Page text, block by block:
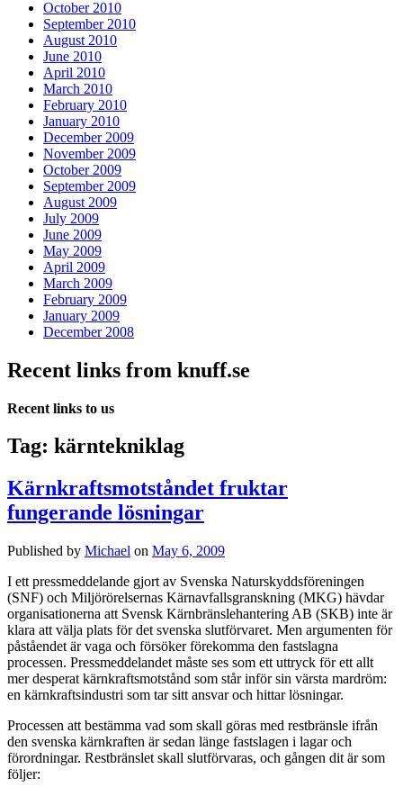
October 2010
September 2010
August 2010
June 2010
April 2010
March 2010
February 2010
January 2010
December 2009
November 2009
October 2009
September 2009
August 2009
July 2009
June 2009
May 2009
April 2009
March 2009
February 2009
January 2009
December 2008
Recent links from knuff.se
Recent links to us
Tag: kärntekniklag
Kärnkraftsmotståndet fruktar
fungerande lösningar
Published by Michael on May 6, 2009
I ett pressmeddelande gjort av Svenska Naturskyddsföreningen
(SNF) och Miljörörelsernas Kärnavfallsgranskning (MKG) hävdar
organisationerna att Svensk Kärnbränslehantering AB (SKB) inte är
klara att välja plats för det svenska slutförvaret. Men argumenten för
påståendet är vaga och försöker förekomma den fastslagna
processen. Pressmeddelandet måste ses som ett uttryck för ett allt
mer desperat kärnkraftsmotstånd som står inför sin värsta mardröm:
en kärnkraftsindustri som tar sitt ansvar och hittar lösningar.
Processen att bestämma vad som skall göras med restbränsle ifrån
den svenska kärnkraften är sedan länge fastslagen i lagar och
förordningar. Restbränslet skall slutförvaras, och gången dit är som
följer: